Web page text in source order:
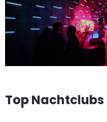
Top